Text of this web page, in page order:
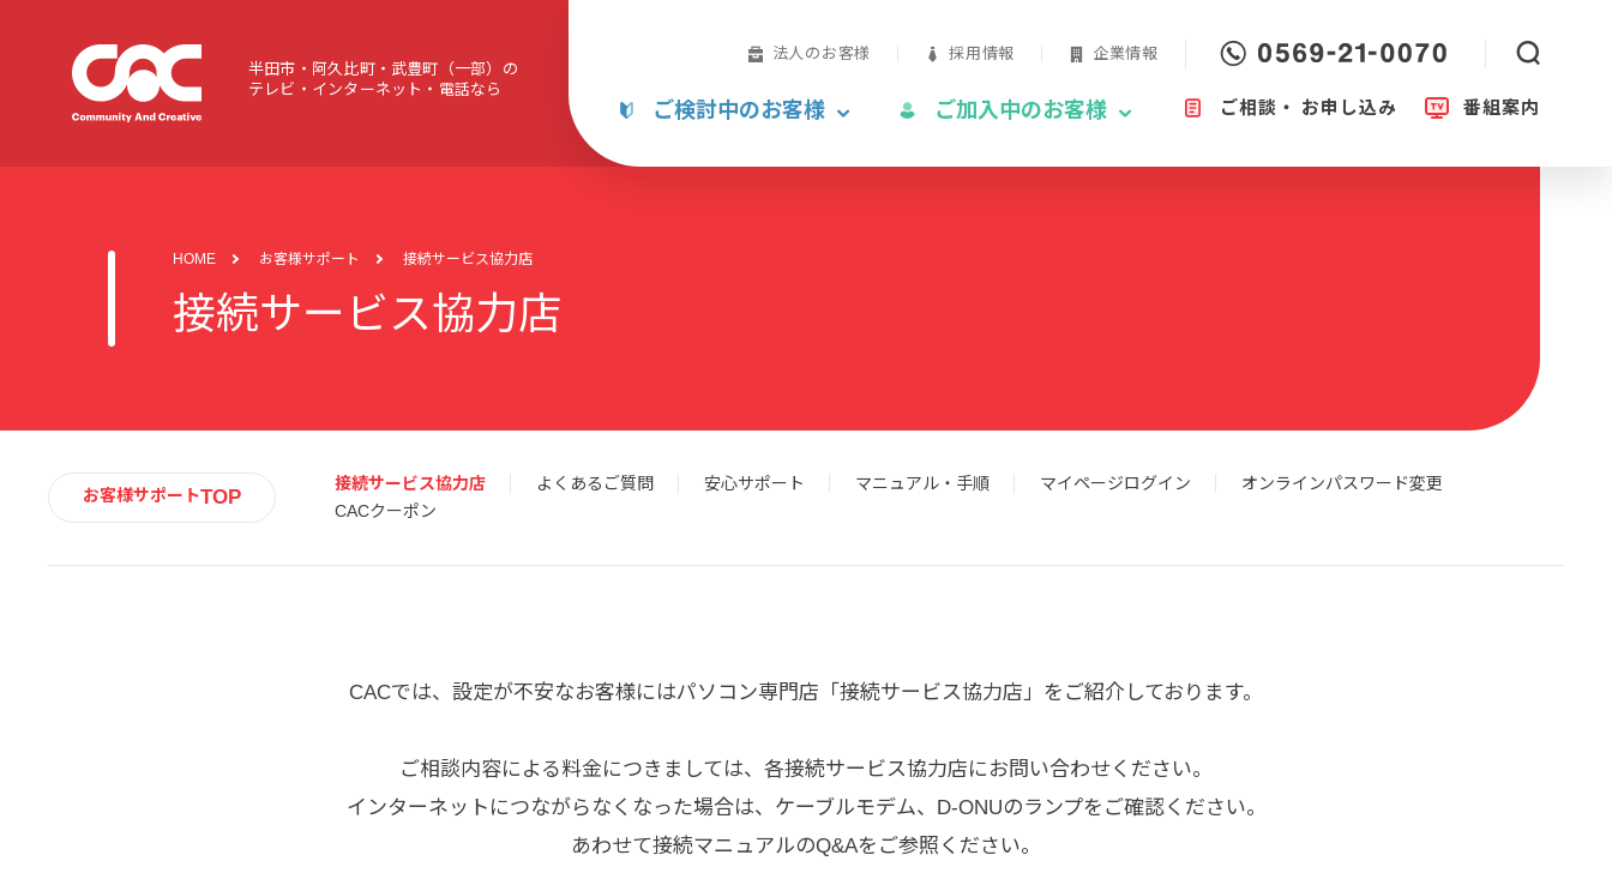
半田市・阿久比町・武豊町（一部）の
テレビ・インターネット・電話なら
法人のお客様 採用情報 企業情報
ご検討中のお客様 ご加入中のお客様 ご相談・ お申し込み 番組案内
HOME お客様サポート 接続サービス協力店
接続サービス協力店
お客様サポートTOP
接続サービス協力店 よくあるご質問 安心サポート マニュアル・手順 マイページログイン
オンラインパスワード変更
CACクーポン
CACでは、設定が不安なお客様にはパソコン専門店「接続サービス協力店」をご紹介しております。
ご相談内容による料金につきましては、各接続サービス協力店にお問い合わせください。
インターネットにつながらなくなった場合は、ケーブルモデム、D-ONUのランプをご確認ください。
あわせて接続マニュアルのQ&Aをご参照ください。